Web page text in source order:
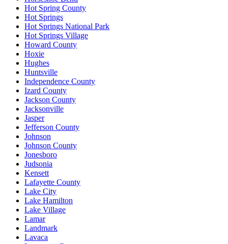
Hot Spring County
Hot Springs
Hot Springs National Park
Hot Springs Village
Howard County
Hoxie
Hughes
Huntsville
Independence County
Izard County
Jackson County
Jacksonville
Jasper
Jefferson County
Johnson
Johnson County
Jonesboro
Judsonia
Kensett
Lafayette County
Lake City
Lake Hamilton
Lake Village
Lamar
Landmark
Lavaca